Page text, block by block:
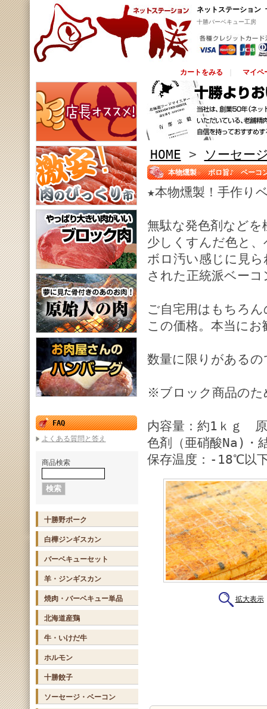
ネットステーション
十勝バーベキュー工房
カートをみる マイペ
FAQ
よくある質問と答え
商品検索
十勝野ポーク
白樺ジンギスカン
バーベキューセット
羊・ジンギスカン
焼肉・バーベキュー単品
北海道産鶏
牛・いけだ牛
ホルモン
十勝餃子
ソーセージ・ベーコン
HOME > ソーセー
本物燻製☆ ボロ旨♪ ベー
★本物燻製！手作り
無駄な発色剤など
少しくすんだ色と
ボロ汚い感じに見
された正統派ベーコ
ご自宅用はもちろ
この価格。本当に
数量に限りがある
※ブロック商品のた
内容量：約1ｋｇ 原
色剤（亜硝酸Na)・
保存温度：-18℃以
拡大表示